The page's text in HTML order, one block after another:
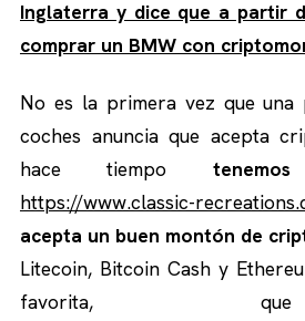
Inglaterra y dice que a partir
comprar un BMW con
No es la primera vez que una
coches anuncia que acepta
hace tiempo
https://www.classic-
acepta un buen montón de
Litecoin, Bitcoin Cash y
favorita,